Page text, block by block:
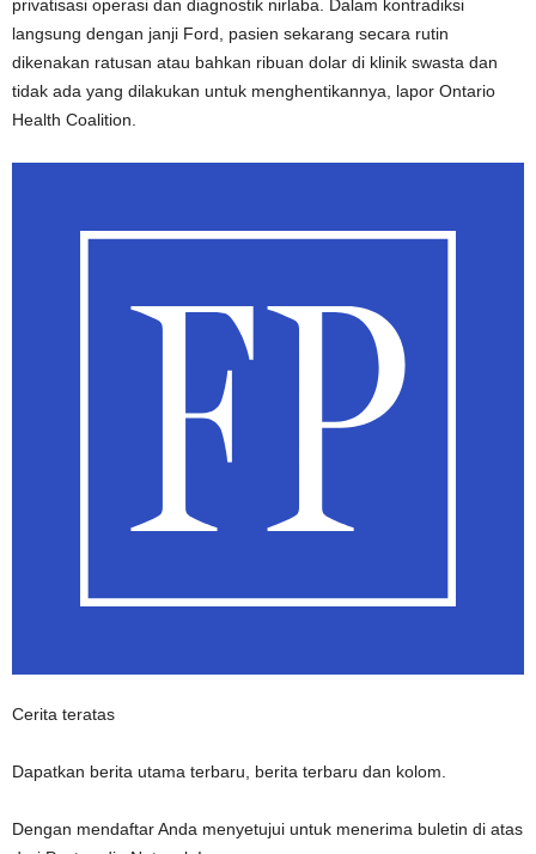
privatisasi operasi dan diagnostik nirlaba. Dalam kontradiksi
langsung dengan janji Ford, pasien sekarang secara rutin
dikenakan ratusan atau bahkan ribuan dolar di klinik swasta dan
tidak ada yang dilakukan untuk menghentikannya, lapor Ontario
Health Coalition.
Cerita teratas
Dapatkan berita utama terbaru, berita terbaru dan kolom.
Dengan mendaftar Anda menyetujui untuk menerima buletin di atas